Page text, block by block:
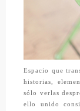
Espacio que
historias,
sólo verlas
ello unido